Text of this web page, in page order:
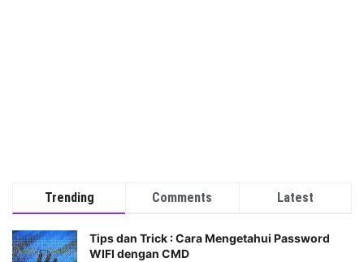
Trending Comments Latest
Tips dan Trick : Cara Mengetahui Password
WIFI dengan CMD